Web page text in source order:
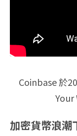
Coinbase 於
Your
加密貨幣浪潮